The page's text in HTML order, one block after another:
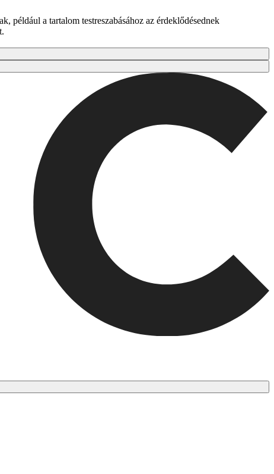
például a tartalom testreszabásához az érdeklődésednek